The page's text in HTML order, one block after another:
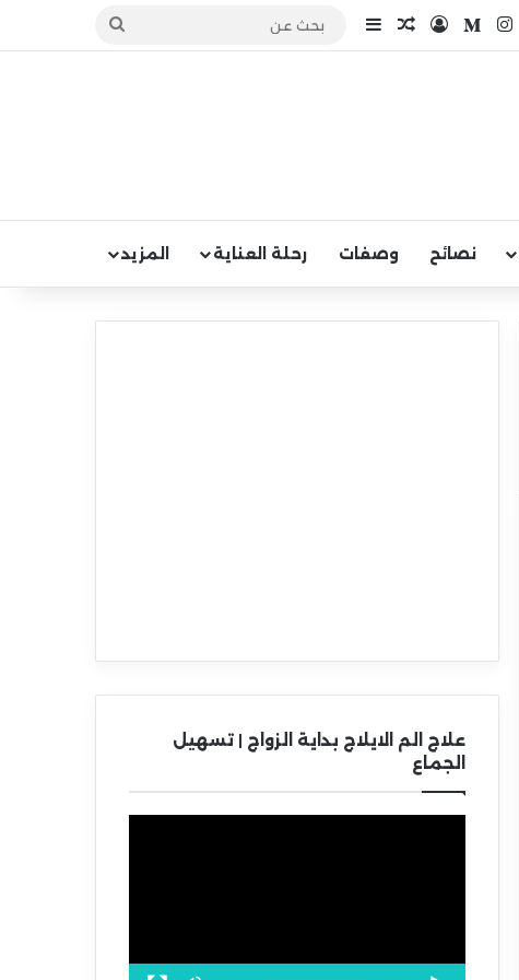
انستقرامmediumتسجيل الدخول
مقال عشوائي
إضافة عمود جانبي
بحث
نصائح وصفات رحلة العناية المزيد
علاج الم الايلاج بداية الزواج | تسهيل
الجماع